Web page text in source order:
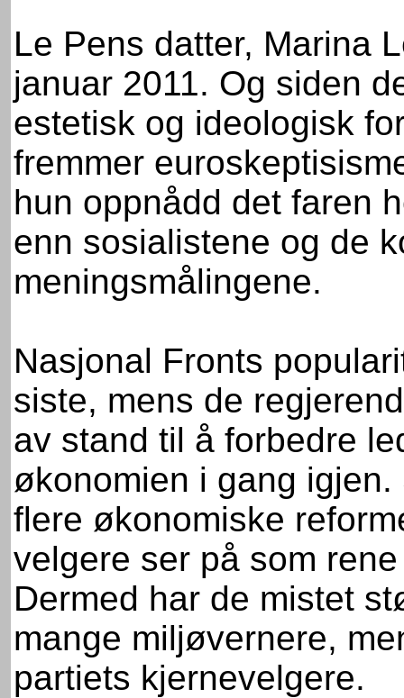
Le Pens datter, Marina
januar 2011. Og siden
estetisk og ideologisk
fremmer
hun oppnådd det faren
enn sosialistene og de
meningsmålingene.
Nasjonal Fronts
siste, mens de
av stand til å forbedre
økonomien i gang
flere økonomiske
velgere ser på som
Dermed har de mistet
mange miljøvernere,
partiets kjernevelgere.